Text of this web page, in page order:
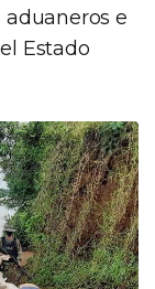
e
Estado